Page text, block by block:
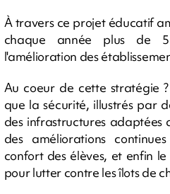
À travers ce projet éducatif
chaque année plus de
l'amélioration des
Au coeur de cette stratégie
que la sécurité, illustrés par
des infrastructures adaptées
des améliorations
confort des élèves, et enfin
pour lutter contre les îlots de